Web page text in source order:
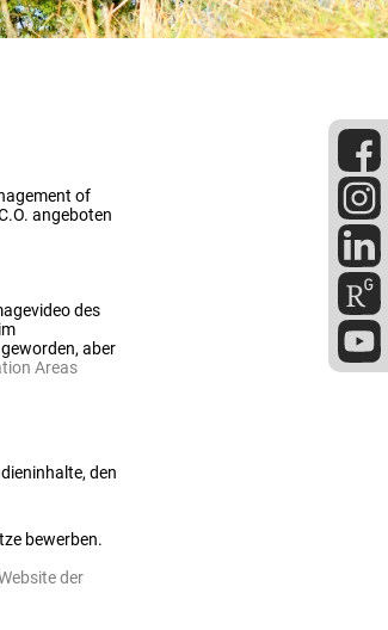
of
angeboten
des
aber
Areas
den
bewerben.
der